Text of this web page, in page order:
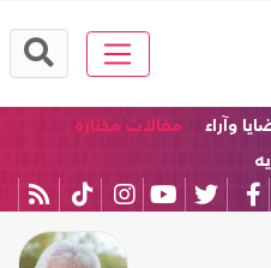
وآراء
مقالات مختارة